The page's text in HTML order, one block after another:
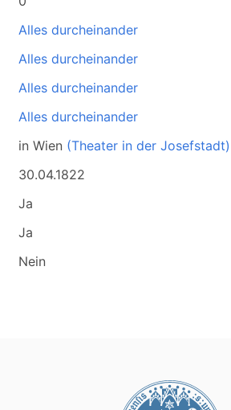
Alles durcheinander
Alles durcheinander
Alles durcheinander
Alles durcheinander
inWien (Theater in der Josefstadt)
30.04.1822
Ja
Ja
Nein